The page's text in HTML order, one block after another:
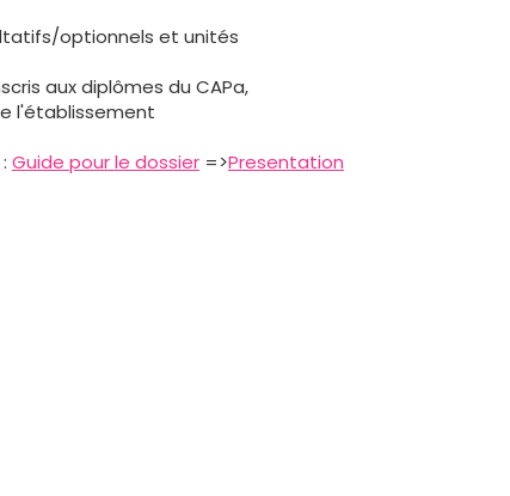
optionnels et unités
aux diplômes du CAPa,
l'établissement
Guide pour le dossier =>Presentation